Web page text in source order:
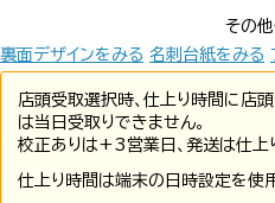
その
裏面デザインをみる 名刺台紙をみる
店頭受取選択時、仕上り時間に店
は当日受取りできません。
校正ありは+3営業日、発送は仕上
仕上り時間は端末の日時設定を使用